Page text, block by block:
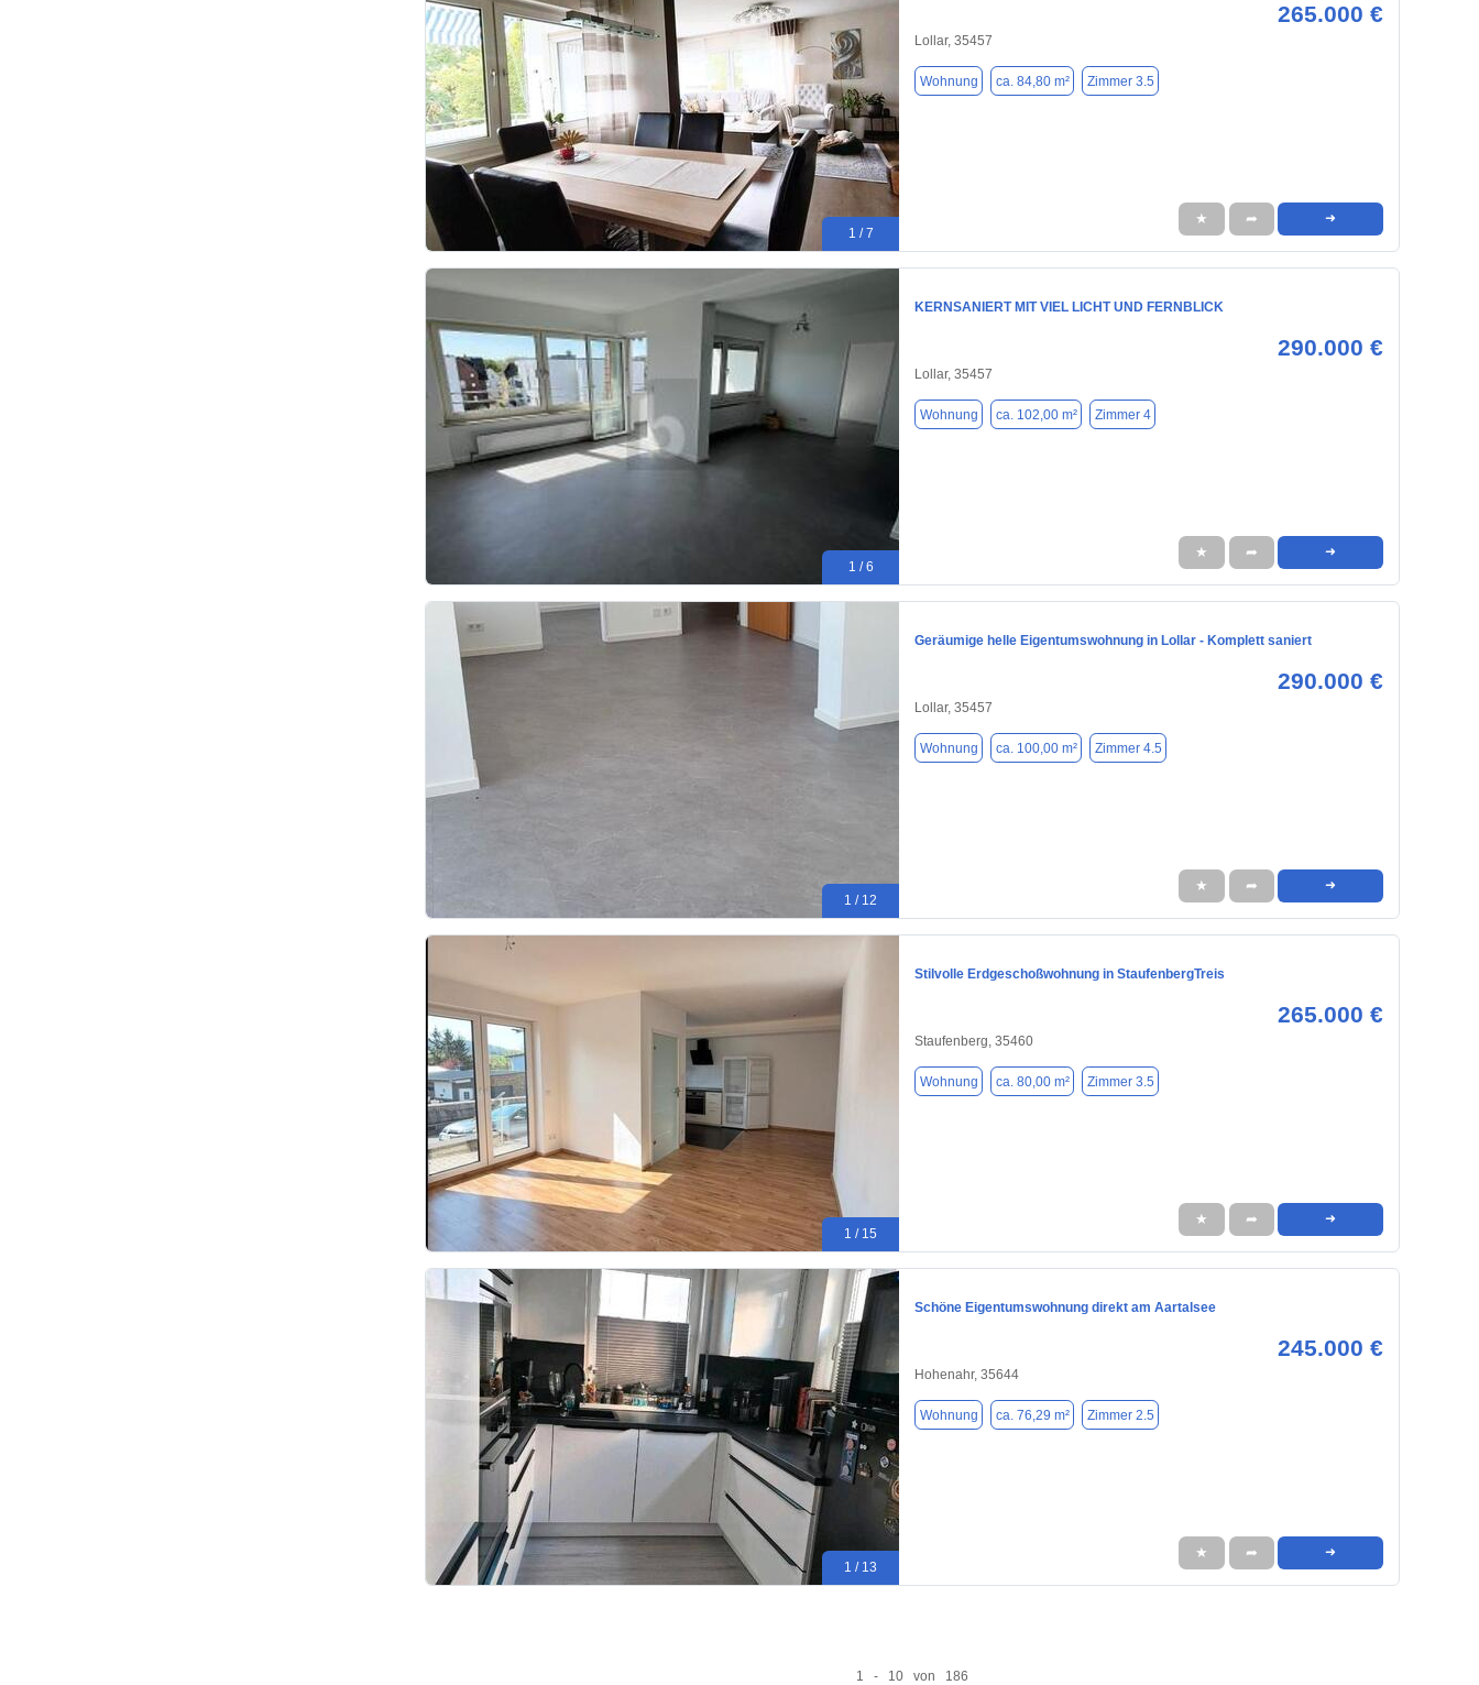
1 / 7
265.000 €
Lollar, 35457
Wohnung ca. 84,80 m² Zimmer 3.5
★ ➦ ➜
1 / 6
KERNSANIERT MIT VIEL LICHT UND FERNBLICK
290.000 €
Lollar, 35457
Wohnung ca. 102,00 m² Zimmer 4
★ ➦ ➜
1 / 12
Geräumige helle Eigentumswohnung in Lollar - Komplett saniert
290.000 €
Lollar, 35457
Wohnung ca. 100,00 m² Zimmer 4.5
★ ➦ ➜
1 / 15
Stilvolle Erdgeschoßwohnung in StaufenbergTreis
265.000 €
Staufenberg, 35460
Wohnung ca. 80,00 m² Zimmer 3.5
★ ➦ ➜
1 / 13
Schöne Eigentumswohnung direkt am Aartalsee
245.000 €
Hohenahr, 35644
Wohnung ca. 76,29 m² Zimmer 2.5
★ ➦ ➜
1 - 10 von 186